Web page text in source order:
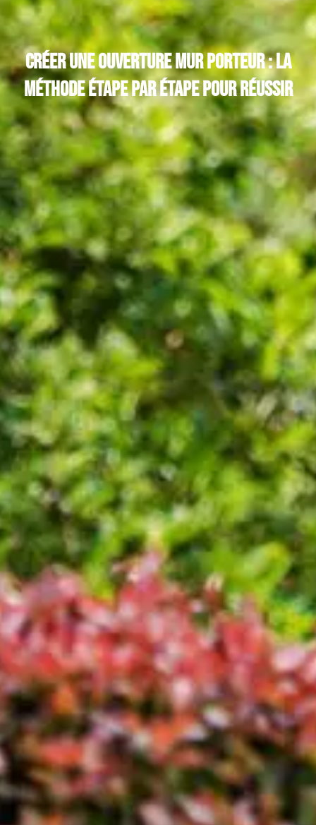
Créer une ouverture mur porteur : la
méthode étape par étape pour réussir